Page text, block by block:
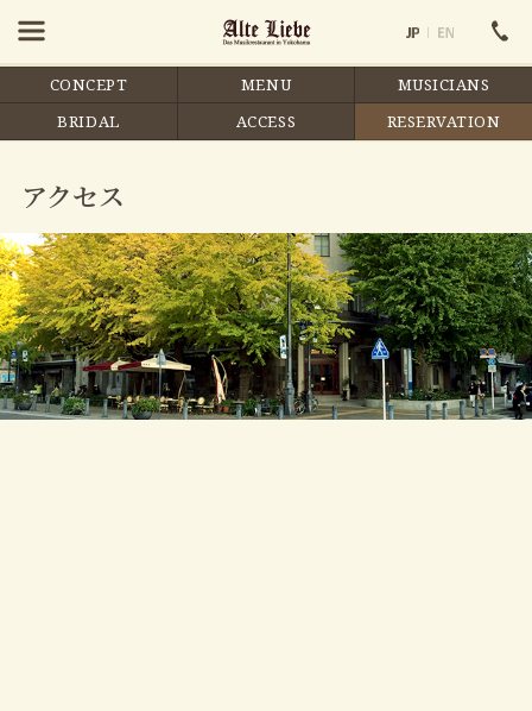
CONCEPT MENU
MUSICIANS
BRIDAL
ACCESS RESERVATION
アクセス